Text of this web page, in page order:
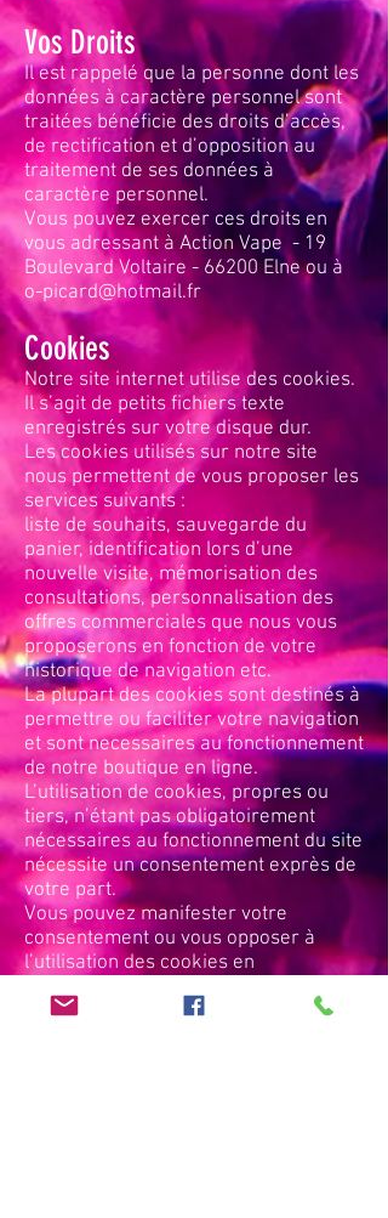
Vos Droits
Il est rappelé que la personne dont les
données à caractère personnel sont
traitées bénéficie des droits d’accès,
de rectification et d’opposition au
traitement de ses données à
caractère personnel.
Vous pouvez exercer ces droits en
vous adressant à Action Vape - 19
Boulevard Voltaire - 66200 Elne ou à
o-picard@hotmail.fr
Cookies
Notre site internet utilise des cookies.
Il s’agit de petits fichiers texte
enregistrés sur votre disque dur.
Les cookies utilisés sur notre site
nous permettent de vous proposer les
services suivants :
liste de souhaits, sauvegarde du
panier, identification lors d’une
nouvelle visite, mémorisation des
consultations, personnalisation des
offres commerciales que nous vous
proposerons en fonction de votre
historique de navigation etc.
La plupart des cookies sont destinés à
permettre ou faciliter votre navigation
et sont necessaires au fonctionnement
de notre boutique en ligne.
L’utilisation de cookies, propres ou
tiers, n’étant pas obligatoirement
nécessaires au fonctionnement du site
nécessite un consentement exprès de
votre part.
Vous pouvez manifester votre
consentement ou vous opposer à
l’utilisation des cookies en
connexion de manière appropriée.